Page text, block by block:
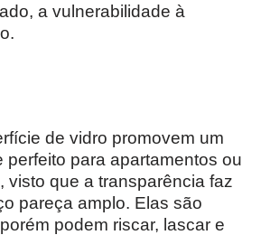
a vulnerabilidade à
de vidro promovem um
perfeito para apartamentos ou
visto que a transparência faz
pareça amplo. Elas são
podem riscar, lascar e